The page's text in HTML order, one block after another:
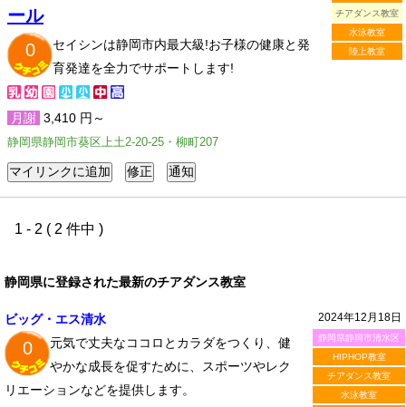
チアダンス教室
水泳教室
陸上教室
ール
0
セイシンは静岡市内最大級!お子様の健康と発
育発達を全力でサポートします!
月謝 3,410 円～
静岡県静岡市葵区上土2-20-25・柳町207
1 - 2 ( 2 件中 )
静岡県に登録された最新のチアダンス教室
2024年12月18日
静岡県静岡市清水区
HIPHOP教室
チアダンス教室
水泳教室
ビッグ・エス清水
0
元気で丈夫なココロとカラダをつくり、健
やかな成長を促すために、スポーツやレク
リエーションなどを提供します。